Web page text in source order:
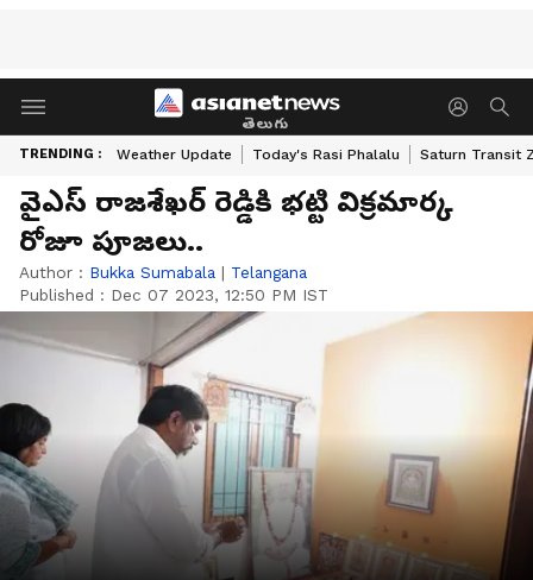
తెలుగు
TRENDING : Weather Update Today's Rasi Phalalu Saturn Transit
వైఎస్ రాజశేఖర్ రెడ్డికి భట్టి విక్రమార్క
రోజూ పూజలు..
Author : Bukka Sumabala | Telangana
Published : Dec 07 2023, 12:50 PM IST